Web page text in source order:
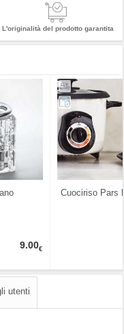
L'originalità del prodotto garantita
9.00€
Cuociriso Pars
utenti